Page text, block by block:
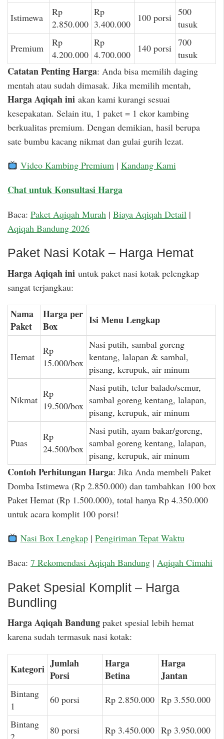
Istimewa
Rp
2.850.000
Rp
3.400.000
100 porsi 500
tusuk
Premium
Rp
4.200.000
Rp
4.700.000
140 porsi 700
tusuk
Catatan Penting Harga: Anda bisa memilih daging
mentah atau sudah dimasak. Jika memilih mentah,
Harga Aqiqah ini akan kami kurangi sesuai
kesepakatan. Selain itu, 1 paket = 1 ekor kambing
berkualitas premium. Dengan demikian, hasil berupa
sate bumbu kacang nikmat dan gulai gurih lezat.
Video Kambing Premium| Kandang Kami
Chat untuk Konsultasi Harga
Baca: Paket Aqiqah Murah | Biaya Aqiqah Detail |
Aqiqah Bandung 2026
Paket Nasi Kotak – Harga Hemat
Harga Aqiqah ini untuk paket nasi kotak pelengkap
sangat terjangkau:
Nama
Paket
Harga per
Box
Isi Menu Lengkap
Hemat
Rp
15.000/box
Nasi putih, sambal goreng
kentang, lalapan & sambal,
pisang, kerupuk, air minum
Nikmat
Rp
19.500/box
Nasi putih, telur balado/semur,
sambal goreng kentang, lalapan,
pisang, kerupuk, air minum
Puas
Rp
24.500/box
Nasi putih, ayam bakar/goreng,
sambal goreng kentang, lalapan,
pisang, kerupuk, air minum
Contoh Perhitungan Harga: Jika Anda membeli Paket
Domba Istimewa (Rp 2.850.000) dan tambahkan 100 box
Paket Hemat (Rp 1.500.000), total hanya Rp 4.350.000
untuk acara komplit 100 porsi!
Nasi Box Lengkap| Pengiriman Tepat Waktu
Baca: 7 Rekomendasi Aqiqah Bandung | Aqiqah Cimahi
Paket Spesial Komplit – Harga
Bundling
Harga Aqiqah Bandung paket spesial lebih hemat
karena sudah termasuk nasi kotak:
Kategori Jumlah
Porsi
Harga
Betina
Harga
Jantan
Bintang
1
60 porsi Rp 2.850.000 Rp 3.550.000
Bintang
2
80 porsi Rp 3.450.000 Rp 3.950.000